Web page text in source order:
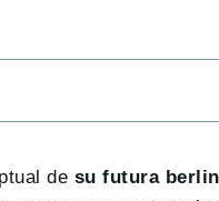
de su futura